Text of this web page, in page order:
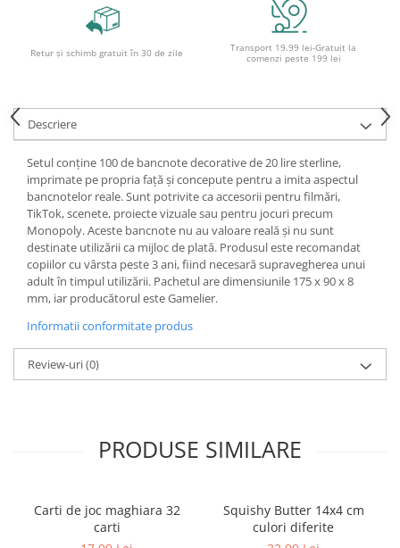
Accesorii geometrie și matematică
Rigle și Echere
Raportoare
Truse geometrie
Socotitori și bețisoare pentru
Ghiozdane și rucsacuri
Ghiozdane școlare
Rucsacuri școlare și casual
Ghiozdane pentru grădinită
Trollere pentru copii
Penare
Penare echipate
Penare tip etui
Pensule școlare
Pahare și palete pictură
Cărți pentru copii
Cărți de colorat
Retur și schimb gratuit în 30 de zile
Transport 19.99 lei-Gratuit la
comenzi peste 199 lei
Descriere
Setul conține 100 de bancnote decorative de 20 lire sterline,
imprimate pe propria față și concepute pentru a imita aspectul
bancnotelor reale. Sunt potrivite ca accesorii pentru filmări,
TikTok, scenete, proiecte vizuale sau pentru jocuri precum
Monopoly. Aceste bancnote nu au valoare reală și nu sunt
destinate utilizării ca mijloc de plată. Produsul este recomandat
copiilor cu vârsta peste 3 ani, fiind necesară supravegherea unui
adult în timpul utilizării. Pachetul are dimensiunile 175 x 90 x 8
mm, iar producătorul este Gamelier.
Informatii conformitate produs
Review-uri(0)
PRODUSE SIMILARE
Carti de joc maghiara 32
carti
Squishy Butter 14x4 cm
culori diferite